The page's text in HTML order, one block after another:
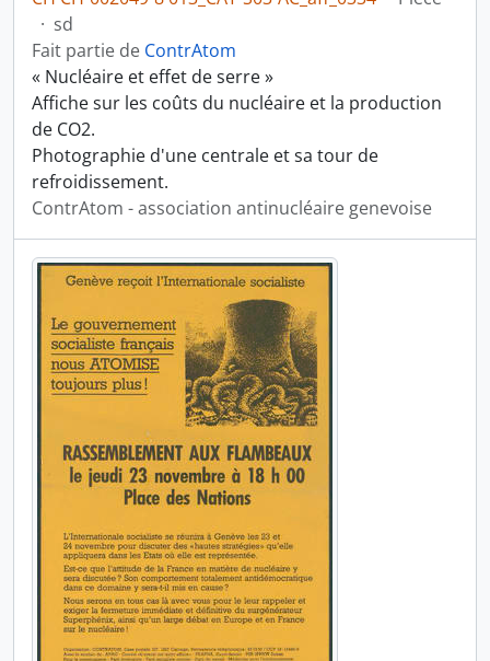
· sd
Fait partie de ContrAtom
« Nucléaire et effet de serre »
Affiche sur les coûts du nucléaire et la production
de CO2.
Photographie d'une centrale et sa tour de
refroidissement.
ContrAtom - association antinucléaire genevoise